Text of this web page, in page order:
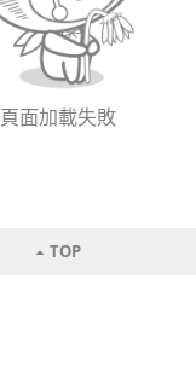
頁面加載失敗
TOP